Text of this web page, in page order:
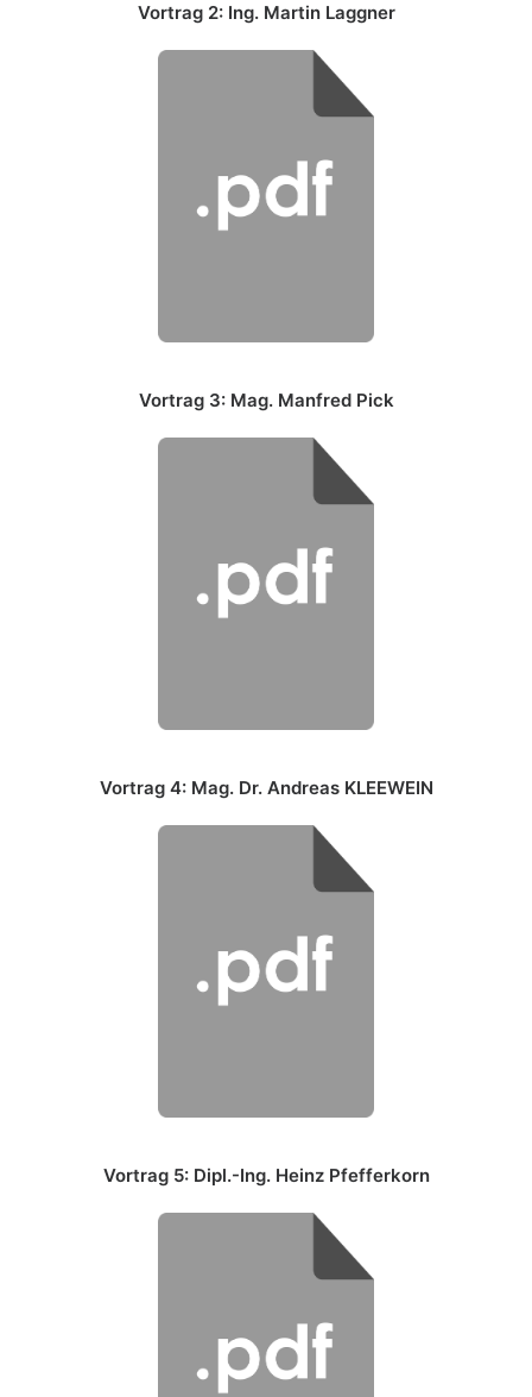
Vortrag 2: Ing. Martin Laggner
Vortrag 3: Mag. Manfred Pick
Vortrag 4: Mag. Dr. Andreas KLEEWEIN
Vortrag 5: Dipl.-Ing. Heinz Pfefferkorn